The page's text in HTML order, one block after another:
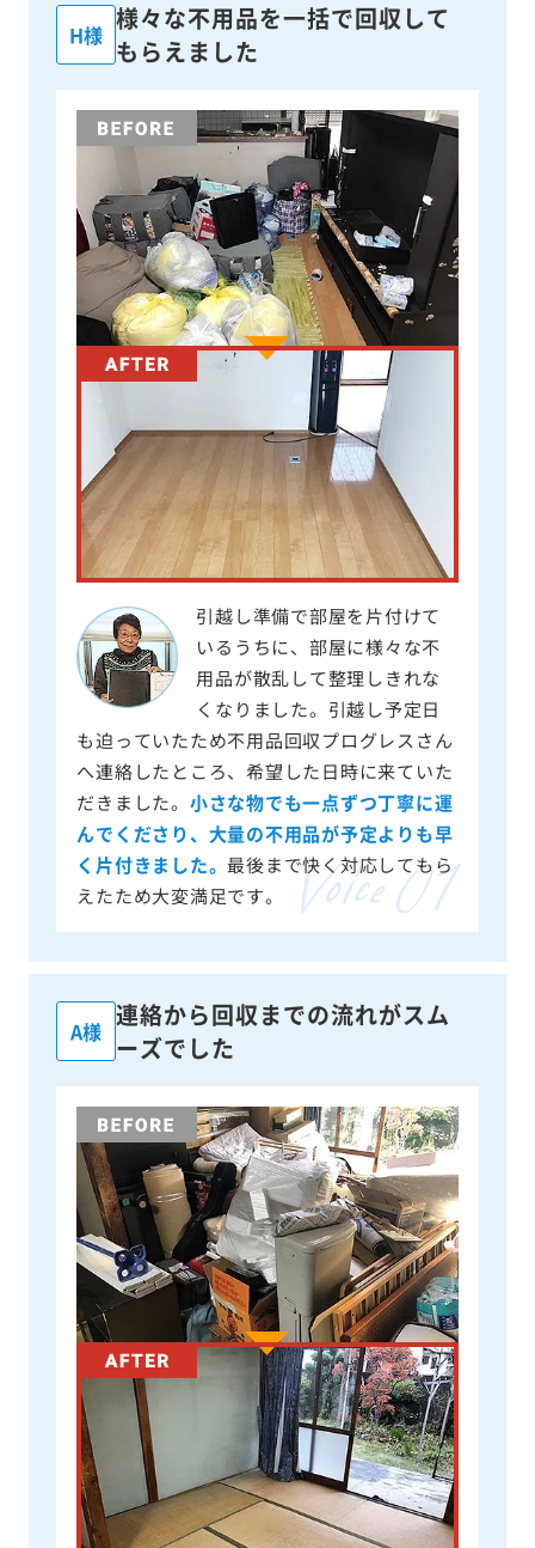
H様
様々な不用品を一括で回収して
もらえました
引越し準備で部屋を片付けて
いるうちに、部屋に様々な不
用品が散乱して整理しきれな
くなりました。引越し予定日
も迫っていたため不用品回収プログレスさん
へ連絡したところ、希望した日時に来ていた
だきました。 小さな物でも一点ずつ丁寧に運
んでくださり、大量の不用品が予定よりも早
く片付きました。 最後まで快く対応してもら
えたため大変満足です。
A様
連絡から回収までの流れがスム
ーズでした